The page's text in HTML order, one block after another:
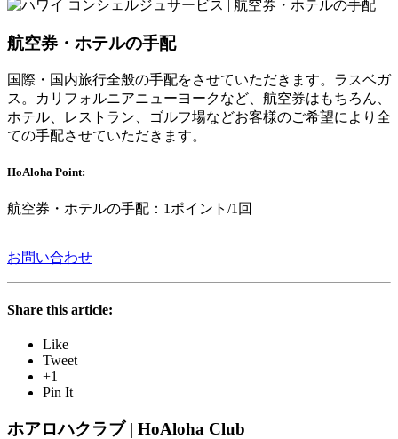
航空券・ホテルの手配
国際・国内旅行全般の手配をさせていただきます。ラスベガ
ス。カリフォルニアニューヨークなど、航空券はもちろん、
ホテル、レストラン、ゴルフ場などお客様のご希望により全
ての手配させていただきます。
HoAloha Point:
航空券・ホテルの手配：1ポイント/1回
お問い合わせ
Share this article:
Like
Tweet
+1
Pin It
ホアロハクラブ | HoAloha Club